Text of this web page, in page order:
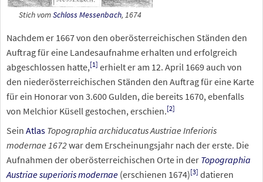
Stich vomSchloss Messenbach, 1674
Nachdem er 1667 von den oberösterreichischen Ständen den
Auftrag für eine Landesaufnahme erhalten und erfolgreich
abgeschlossen hatte,[1] erhielt er am 12. April 1669 auch von
den niederösterreichischen Ständen den Auftrag für eine Karte
für ein Honorar von 3.600 Gulden, die bereits 1670, ebenfalls
von Melchior Küsell gestochen, erschien.[2]
Sein Atlas Topographia archiducatus Austriae Inferioris
modernae 1672war dem Erscheinungsjahr nach der erste. Die
Aufnahmen der oberösterreichischen Orte in der Topographia
Austriae superioris modernae (erschienen 1674)[3] datieren